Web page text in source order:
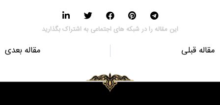
این مقاله را در شبکه های اجتماعی به اشتراک بگذارید
مقاله قبلی مقاله بعدی